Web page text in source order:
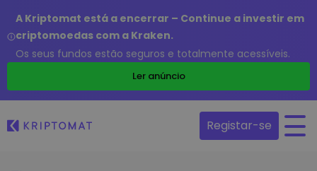
A Kriptomat está a encerrar – Continue a investir em
criptomoedas com a Kraken.
Os seus fundos estão seguros e totalmente acessíveis.
Ler anúncio
Registar-se